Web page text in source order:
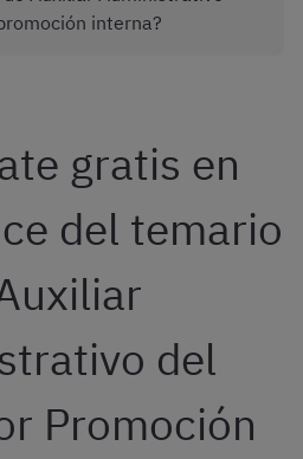
interna?
gratis en
del temario
del
Promoción